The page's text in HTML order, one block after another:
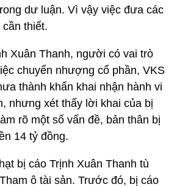
dư luận. Vì vậy việc đưa các
thiết.
Xuân Thanh, người có vai trò
chuyển nhượng cổ phần, VKS
thành khẩn khai nhận hành vi
nhưng xét thấy lời khai của bị
rõ một số vấn đề, bản thân bị
14 tỷ đồng.
bị cáo Trịnh Xuân Thanh tù
ô tài sản. Trước đó, bị cáo